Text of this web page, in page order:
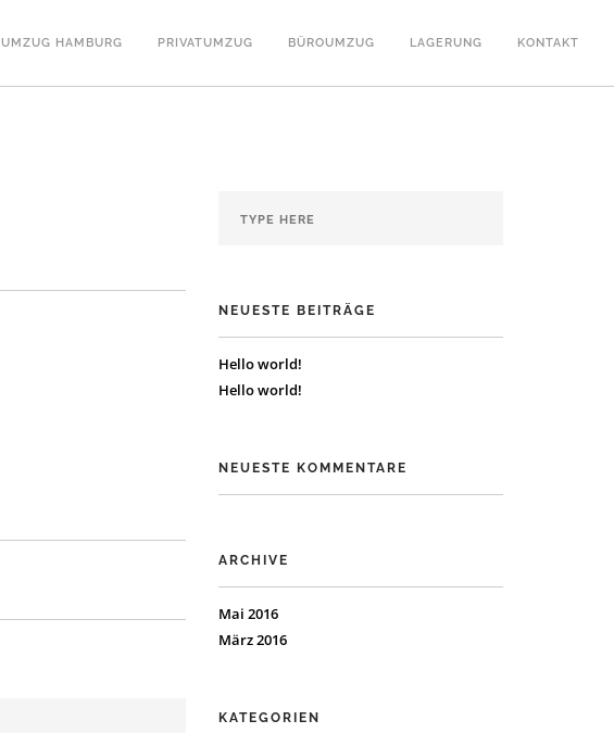
UMZUG HAMBURG PRIVATUMZUG BÜROUMZUG LAGERUNG KONTAKT
NEUESTE BEITRÄGE
Hello world!
Hello world!
NEUESTE KOMMENTARE
ARCHIVE
Mai 2016
März 2016
KATEGORIEN